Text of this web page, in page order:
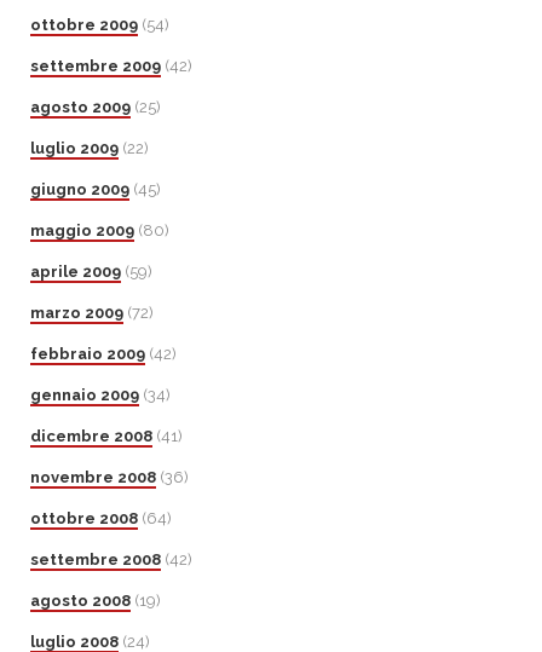
ottobre 2009 (54)
settembre 2009 (42)
agosto 2009 (25)
luglio 2009 (22)
giugno 2009 (45)
maggio 2009 (80)
aprile 2009 (59)
marzo 2009 (72)
febbraio 2009 (42)
gennaio 2009 (34)
dicembre 2008 (41)
novembre 2008 (36)
ottobre 2008 (64)
settembre 2008 (42)
agosto 2008 (19)
luglio 2008 (24)